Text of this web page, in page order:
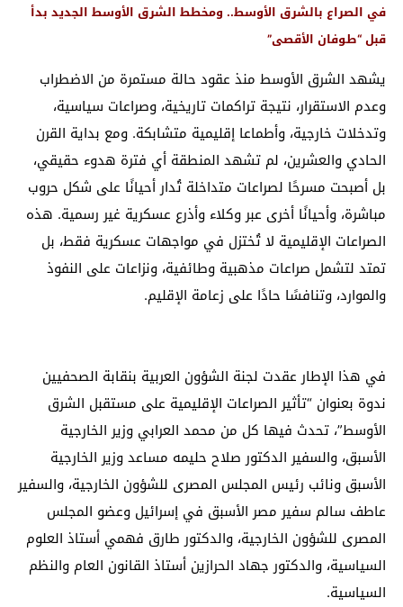
في الصراع بالشرق الأوسط.. ومخطط الشرق الأوسط الجديد بدأ
قبل “طوفان الأقصى”
يشهد الشرق الأوسط منذ عقود حالة مستمرة من الاضطراب
وعدم الاستقرار، نتيجة تراكمات تاريخية، وصراعات سياسية،
وتدخلات خارجية، وأطماعا إقليمية متشابكة. ومع بداية القرن
الحادي والعشرين، لم تشهد المنطقة أي فترة هدوء حقيقي،
بل أصبحت مسرحًا لصراعات متداخلة تُدار أحيانًا على شكل حروب
مباشرة، وأحيانًا أخرى عبر وكلاء وأذرع عسكرية غير رسمية. هذه
الصراعات الإقليمية لا تُختزل في مواجهات عسكرية فقط، بل
تمتد لتشمل صراعات مذهبية وطائفية، ونزاعات على النفوذ
والموارد، وتنافسًا حادًا على زعامة الإقليم.
في هذا الإطار عقدت لجنة الشؤون العربية بنقابة الصحفيين
ندوة بعنوان “تأثير الصراعات الإقليمية على مستقبل الشرق
الأوسط”، تحدث فيها كل من محمد العرابي وزير الخارجية
الأسبق، والسفير الدكتور صلاح حليمه مساعد وزير الخارجية
الأسبق ونائب رئيس المجلس المصرى للشؤون الخارجية، والسفير
عاطف سالم سفير مصر الأسبق في إسرائيل وعضو المجلس
المصرى للشؤون الخارجية، والدكتور طارق فهمي أستاذ العلوم
السياسية، والدكتور جهاد الحرازين أستاذ القانون العام والنظم
السياسية.